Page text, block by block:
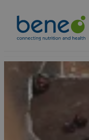
Inhalt
springen